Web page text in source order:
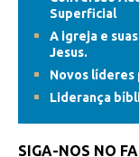
e
b
o
o
k
itt
er
Superficial
A igreja e
Jesus.
Novos líderes
Liderança
SIGA-NOS NO